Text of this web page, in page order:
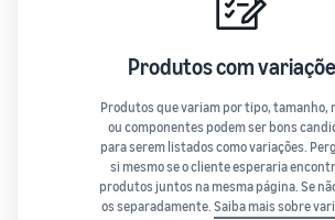
Produtos com
Produtos que variam por tipo, tamanho,
ou componentes podem ser bons
para serem listados como variações.
si mesmo se o cliente esperaria
produtos juntos na mesma página. Se
os separadamente.Saiba mais sobre